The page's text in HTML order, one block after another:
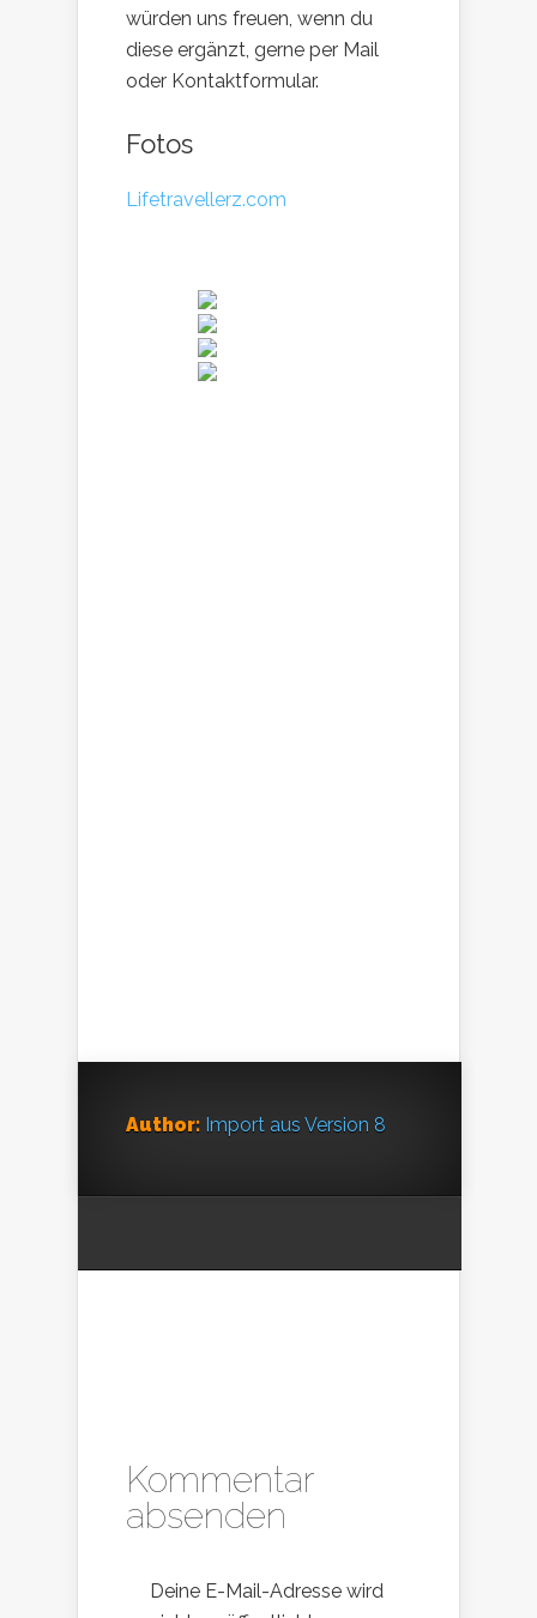
würden uns freuen, wenn du
diese ergänzt, gerne per Mail
oder Kontaktformular.
Fotos
Lifetravellerz.com
Author: Import aus Version 8
Kommentar
absenden
Deine E-Mail-Adresse wird